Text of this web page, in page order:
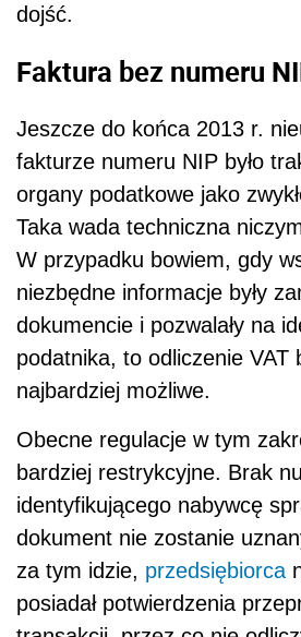
dojść.
Faktura bez numeru
Jeszcze do końca 2013 r.
fakturze numeru NIP było
organy podatkowe jako
Taka wada techniczna
W przypadku bowiem, gdy
niezbędne informacje były
dokumencie i pozwalały na
podatnika, to odliczenie VAT
najbardziej możliwe.
Obecne regulacje w tym
bardziej restrykcyjne. Brak
identyfikującego nabywcę
dokument nie zostanie
za tym idzie, przedsiębiorca
posiadał potwierdzenia